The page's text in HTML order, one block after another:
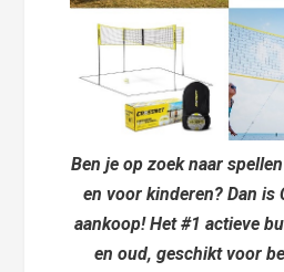
Ben je op zoek naar
en voor kinderen? Dan is
aankoop! Het #1 actieve
en oud, geschikt voor